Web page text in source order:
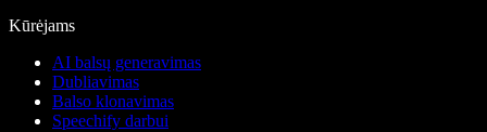
Kūrėjams
AI balsų generavimas
Dubliavimas
Balso klonavimas
Speechify darbui